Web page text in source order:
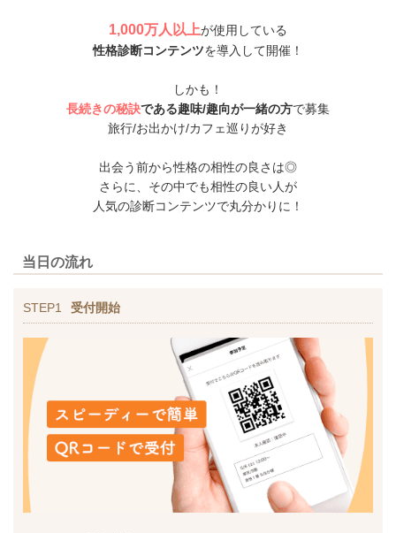
1,000万人以上が使用している
性格診断コンテンツを導入して開催！
しかも！
長続きの秘訣である趣味/趣向が一緒の方で募集
旅行/お出かけ/カフェ巡りが好き
出会う前から性格の相性の良さは◎
さらに、その中でも相性の良い人が
人気の診断コンテンツで丸分かりに！
当日の流れ
STEP1 受付開始